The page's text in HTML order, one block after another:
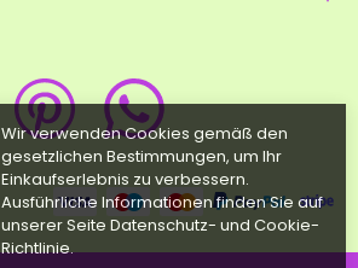
Wir verwenden Cookies gemäß den
gesetzlichen Bestimmungen, um Ihr
Einkaufserlebnis zu verbessern.
Ausführliche Informationen finden Sie auf
unserer Seite Datenschutz- und Cookie-
Richtlinie.